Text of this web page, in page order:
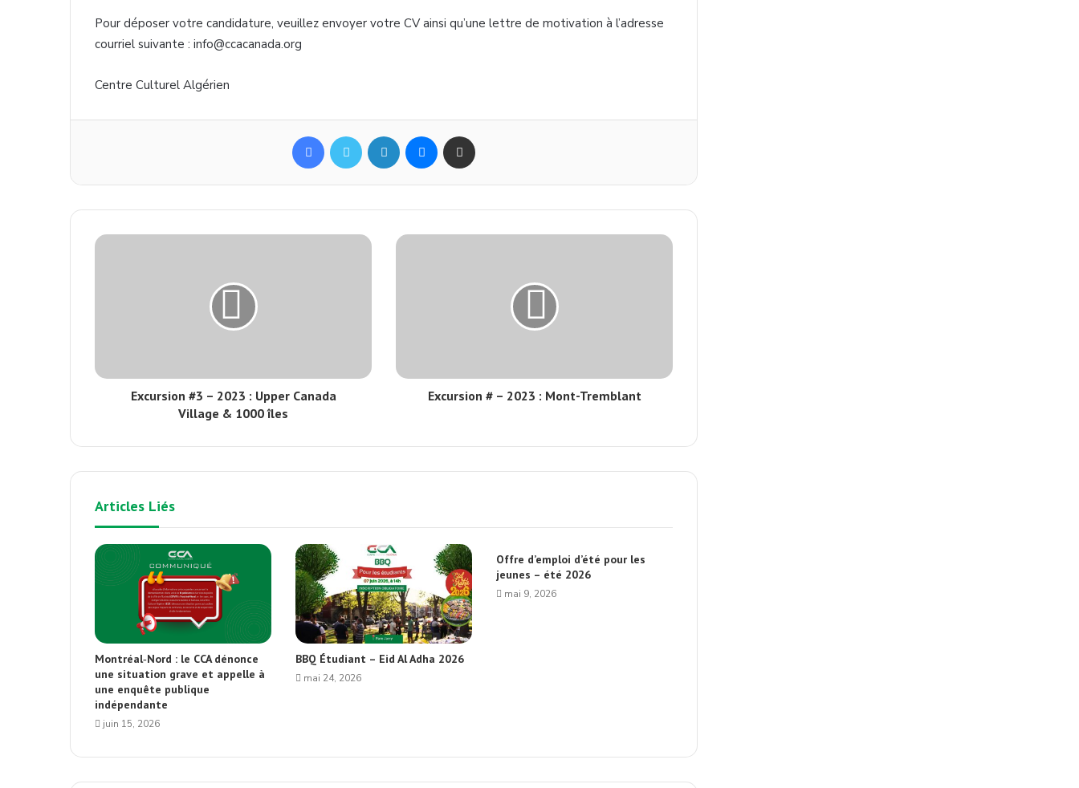
Pour déposer votre candidature, veuillez envoyer votre CV ainsi qu’une lettre de motivation à l’adresse
courriel suivante : info@ccacanada.org
Centre Culturel Algérien
Facebook Twitter Linkedin Messenger
Excursion #3 – 2023 : Upper Canada
Village & 1000 îles
Excursion # – 2023 : Mont-Tremblant
Articles Liés
Montréal‑Nord : le CCA dénonce
une situation grave et appelle à
une enquête publique
indépendante
juin 15, 2026
BBQ Étudiant – Eid Al Adha 2026
mai 24, 2026
Offre d’emploi d’été pour les
jeunes – été 2026
mai 9, 2026